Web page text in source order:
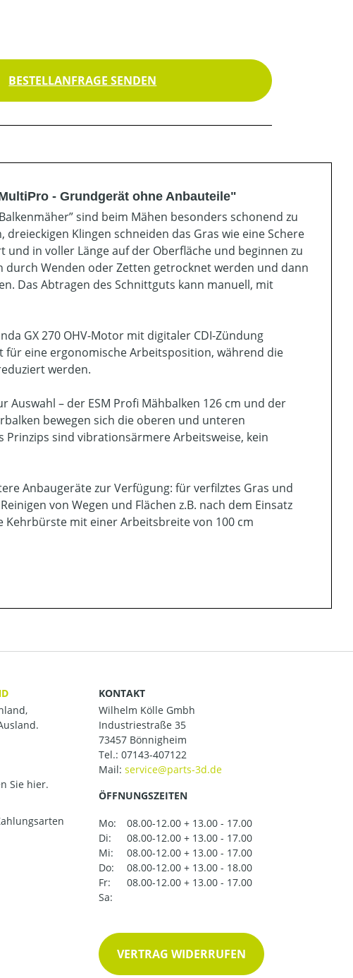
BESTELLANFRAGE SENDEN
- Grundgerät ohne Anbauteile"
sind beim Mähen besonders schonend zu
Klingen schneiden das Gras wie eine Schere
in voller Länge auf der Oberfläche und beginnen zu
Wenden oder Zetten getrocknet werden und dann
Das Abtragen des Schnittguts kann manuell, mit
GX 270 OHV-Motor mit digitaler CDI-Zündung
eine ergonomische Arbeitsposition, während die
werden.
Auswahl – der ESM Profi Mähbalken 126 cm und der
bewegen sich die oberen und unteren
Prinzips sind vibrationsärmere Arbeitsweise, kein
Anbaugeräte zur Verfügung: für verfilztes Gras und
von Wegen und Flächen z.B. nach dem Einsatz
mit einer Arbeitsbreite von 100 cm
Sie hier.
KONTAKT
Wilhelm Kölle Gmbh
Industriestraße 35
73457 Bönnigheim
Tel.: 07143-407122
Mail:
ÖFFNUNGSZEITEN
Mo:
08.00-12.00 + 13.00 - 17.00
Di:
08.00-12.00 + 13.00 - 17.00
Mi:
08.00-12.00 + 13.00 - 17.00
Do:
08.00-12.00 + 13.00 - 18.00
Fr:
08.00-12.00 + 13.00 - 17.00
Sa:
VERTRAG WIDERRUFEN